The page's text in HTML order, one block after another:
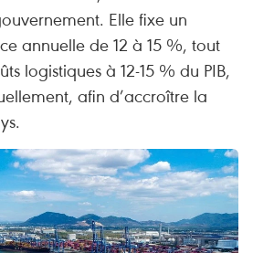
Elle fixe un
annuelle de 12 à 15 %, tout
logistiques à 12-15 % du PIB,
afin d’accroître la